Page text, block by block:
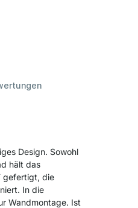
Design. Sowohl
hält das
gefertigt, die
In die
Wandmontage. Ist